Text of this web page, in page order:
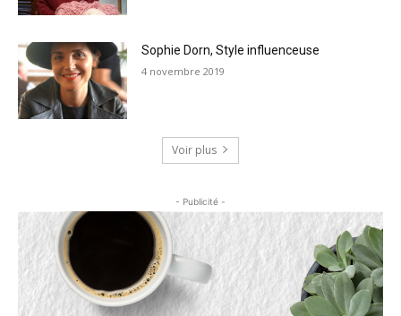
Sophie Dorn, Style influenceuse
4 novembre 2019
Voir plus
- Publicité -